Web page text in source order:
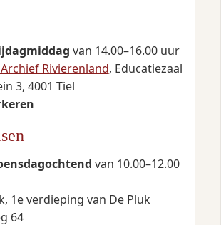
van 14.00–16.00 uur
Rivierenland, Educatiezaal
3, 4001 Tiel
van 10.00–12.00
1e verdieping van De Pluk
64